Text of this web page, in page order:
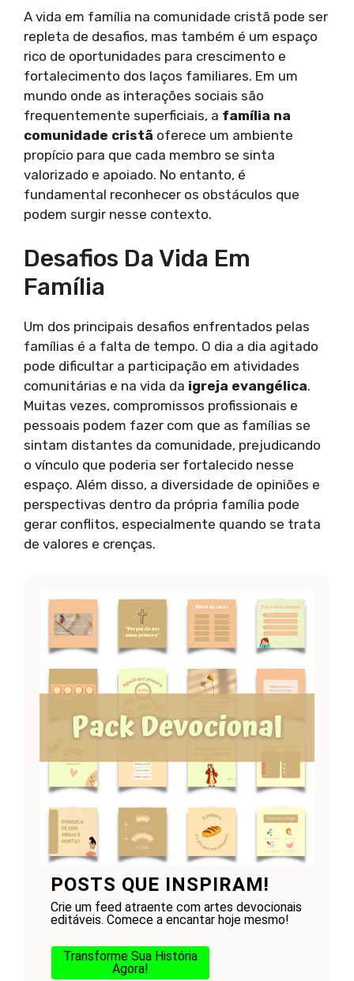
A vida em família na comunidade cristã pode ser
repleta de desafios, mas também é um espaço
rico de oportunidades para crescimento e
fortalecimento dos laços familiares. Em um
mundo onde as interações sociais são
frequentemente superficiais, a família na
comunidade cristã oferece um ambiente
propício para que cada membro se sinta
valorizado e apoiado. No entanto, é
fundamental reconhecer os obstáculos que
podem surgir nesse contexto.
Desafios Da Vida Em
Família
Um dos principais desafios enfrentados pelas
famílias é a falta de tempo. O dia a dia agitado
pode dificultar a participação em atividades
comunitárias e na vida da igreja evangélica.
Muitas vezes, compromissos profissionais e
pessoais podem fazer com que as famílias se
sintam distantes da comunidade, prejudicando
o vínculo que poderia ser fortalecido nesse
espaço. Além disso, a diversidade de opiniões e
perspectivas dentro da própria família pode
gerar conflitos, especialmente quando se trata
de valores e crenças.
POSTS QUE INSPIRAM!
Crie um feed atraente com artes devocionais
editáveis. Comece a encantar hoje mesmo!
Transforme Sua História
Agora!